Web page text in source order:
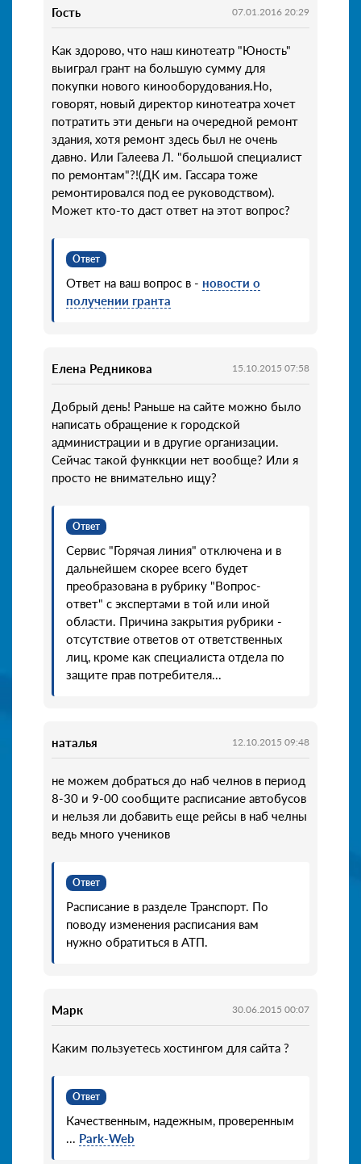
Гость 07.01.2016 20:29
Как здорово, что наш кинотеатр "Юность"
выиграл грант на большую сумму для
покупки нового кинооборудования.Но,
говорят, новый директор кинотеатра хочет
потратить эти деньги на очередной ремонт
здания, хотя ремонт здесь был не очень
давно. Или Галеева Л. "большой специалист
по ремонтам"?!(ДК им. Гассара тоже
ремонтировался под ее руководством).
Может кто-то даст ответ на этот вопрос?
Ответ
Ответ на ваш вопрос в - новости о
получении гранта
Елена Редникова 15.10.2015 07:58
Добрый день! Раньше на сайте можно было
написать обращение к городской
администрации и в другие организации.
Сейчас такой функкции нет вообще? Или я
просто не внимательно ищу?
Ответ
Сервис "Горячая линия" отключена и в
дальнейшем скорее всего будет
преобразована в рубрику "Вопрос-
ответ" с экспертами в той или иной
области. Причина закрытия рубрики -
отсутствие ответов от ответственных
лиц, кроме как специалиста отдела по
защите прав потребителя...
наталья 12.10.2015 09:48
не можем добраться до наб челнов в период
8-30 и 9-00 сообщите расписание автобусов
и нельзя ли добавить еще рейсы в наб челны
ведь много учеников
Ответ
Расписание в разделе Транспорт. По
поводу изменения расписания вам
нужно обратиться в АТП.
Марк 30.06.2015 00:07
Каким пользуетесь хостингом для сайта ?
Ответ
Качественным, надежным, проверенным
... Park-Web